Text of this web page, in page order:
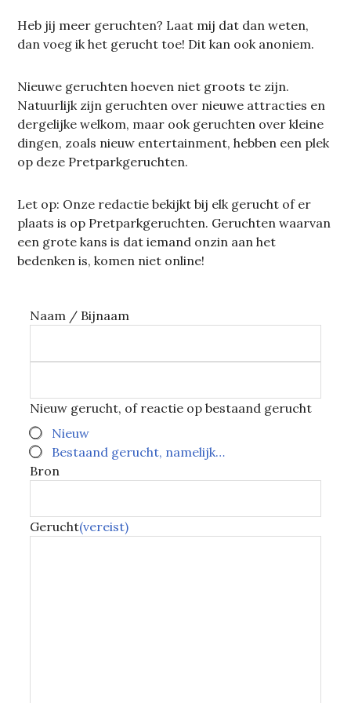
Heb jij meer geruchten? Laat mij dat dan weten,
dan voeg ik het gerucht toe! Dit kan ook anoniem.
Nieuwe geruchten hoeven niet groots te zijn.
Natuurlijk zijn geruchten over nieuwe attracties en
dergelijke welkom, maar ook geruchten over kleine
dingen, zoals nieuw entertainment, hebben een plek
op deze Pretparkgeruchten.
Let op: Onze redactie bekijkt bij elk gerucht of er
plaats is op Pretparkgeruchten. Geruchten waarvan
een grote kans is dat iemand onzin aan het
bedenken is, komen niet online!
Naam / Bijnaam
Nieuw gerucht, of reactie op bestaand gerucht
Nieuw
Bestaand gerucht, namelijk…
Bron
Gerucht(vereist)